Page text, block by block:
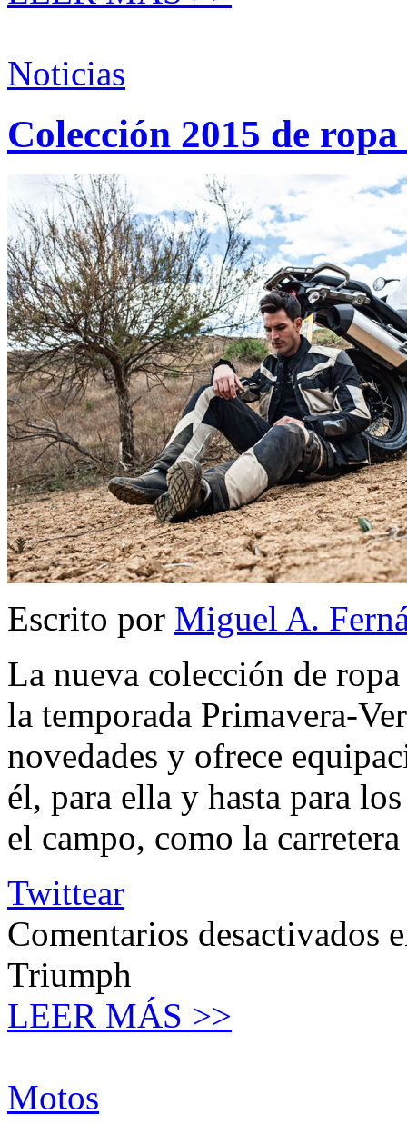
Noticias
Colección 2015 de
Escrito por Miguel A.
La nueva colección de
la temporada Primavera-
novedades y ofrece
él, para ella y hasta para
el campo, como la
Twittear
Comentarios desactivados
Triumph
LEER MÁS >>
Motos